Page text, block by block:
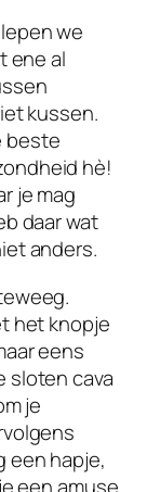
we
ene al
kussen.
beste
hè!
je mag
daar wat
anders.
het knopje
eens
sloten cava
je
een hapje,